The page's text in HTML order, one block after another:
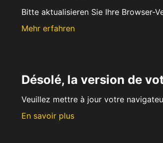
Bitte aktualisieren Sie Ihre Browser-
Mehr erfahren
Désolé, la version de
Veuillez mettre à jour votre
En savoir plus